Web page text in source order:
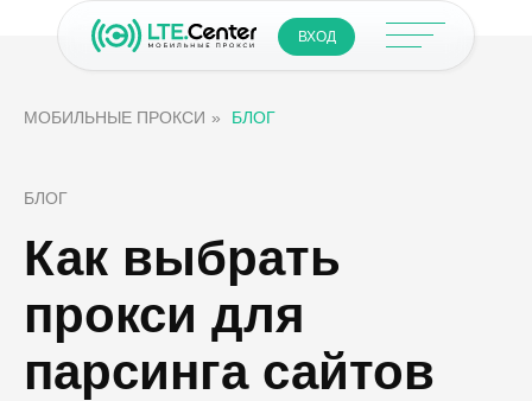
ВХОД
МОБИЛЬНЫЕ ПРОКСИ » БЛОГ
БЛОГ
Как выбрать
прокси для
парсинга сайтов